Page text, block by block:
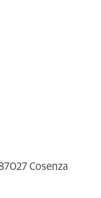
Cosenza